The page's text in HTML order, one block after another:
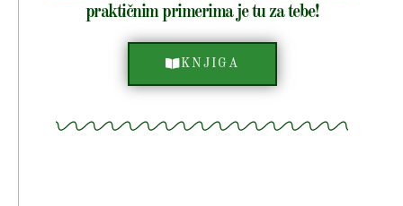
praktičnim primerima je tu za tebe!
KNJIGA